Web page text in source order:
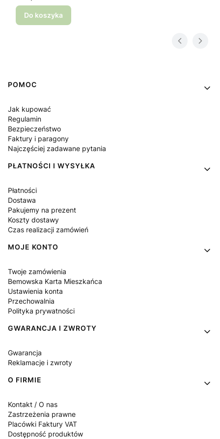
Do koszyka
Linki w stopce
POMOC
Jak kupować
Regulamin
Bezpieczeństwo
Faktury i paragony
Najczęściej zadawane pytania
PŁATNOŚCI I WYSYŁKA
Płatności
Dostawa
Pakujemy na prezent
Koszty dostawy
Czas realizacji zamówień
MOJE KONTO
Twoje zamówienia
Bemowska Karta Mieszkańca
Ustawienia konta
Przechowalnia
Polityka prywatności
GWARANCJA I ZWROTY
Gwarancja
Reklamacje i zwroty
O FIRMIE
Kontakt / O nas
Zastrzeżenia prawne
Placówki Faktury VAT
Dostępność produktów